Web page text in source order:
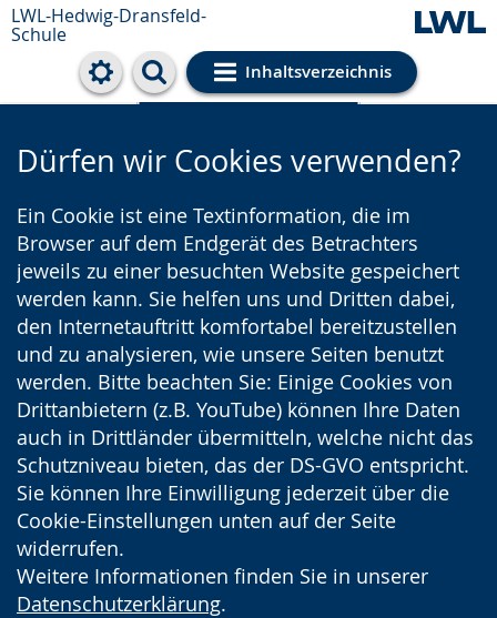
LWL-Hedwig-Dransfeld-
Schule
Inhaltsverzeichnis
Cookie-Einstellungen
Dürfen wir Cookies verwenden?
Ein Cookie ist eine Textinformation, die im
Browser auf dem Endgerät des Betrachters
jeweils zu einer besuchten Website gespeichert
werden kann. Sie helfen uns und Dritten dabei,
den Internetauftritt komfortabel bereitzustellen
und zu analysieren, wie unsere Seiten benutzt
werden. Bitte beachten Sie: Einige Cookies von
Drittanbietern (z.B. YouTube) können Ihre Daten
auch in Drittländer übermitteln, welche nicht das
Schutzniveau bieten, das der DS-GVO entspricht.
Sie können Ihre Einwilligung jederzeit über die
Cookie-Einstellungen unten auf der Seite
widerrufen.
Weitere Informationen finden Sie in unserer
Datenschutzerklärung.